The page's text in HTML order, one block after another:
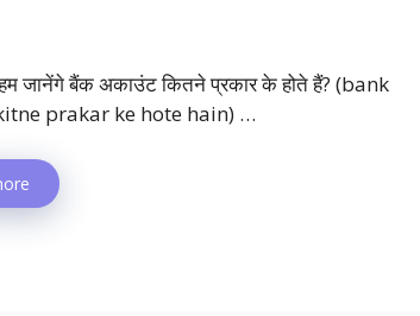
जानेंगे बैंक अकाउंट कितने प्रकार के होते हैं? (bank
prakar ke hote hain) …